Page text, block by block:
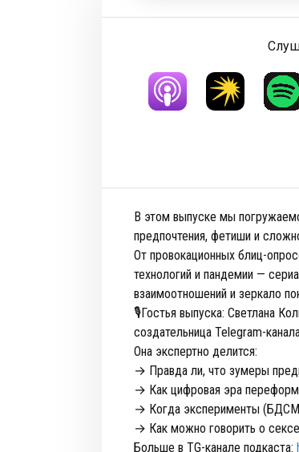
В этом выпуске мы
предпочтения, фетиши и
От провокационных блиц-
технологий и пандемии —
взаимоотношений и зеркало
🎙️Гостья выпуска: Светлана
создательница Telegram-
Она экспертно делится:
→ Правда ли, что зумеры
→ Как цифровая эра
→ Когда эксперименты (БДСМ,
→ Как можно говорить о
Больше в TG-канале подкаста: